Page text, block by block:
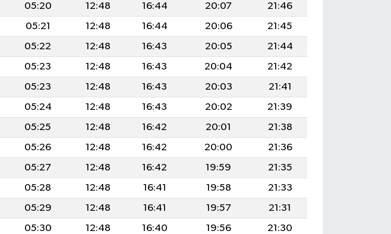
05:20 12:48 16:44 20:07
21:46
05:21 12:48 16:44 20:06
21:45
05:22 12:48 16:43 20:05
21:44
05:23 12:48 16:43 20:04
21:42
05:23 12:48 16:43 20:03
21:41
05:24 12:48 16:43 20:02
21:39
05:25 12:48 16:42 20:01
21:38
05:26 12:48 16:42 20:00
21:36
05:27 12:48 16:42 19:59
21:35
05:28 12:48 16:41 19:58
21:33
05:29 12:48 16:41 19:57
21:31
05:30 12:48 16:40 19:56
21:30